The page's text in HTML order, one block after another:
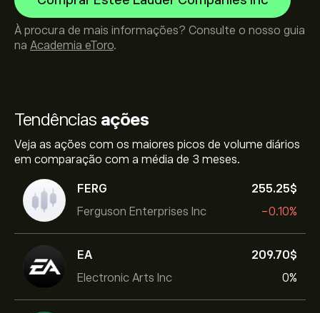
Tendências ações
Veja as ações com os maiores picos de volume diários
em comparação com a média de 3 meses.
FERG
Ferguson Enterprises Inc
255.25‎$‎
-0.10%
EA
Electronic Arts Inc
209.70‎$‎
0%
À procura de mais informações? Consulte o nosso guia
na Academia eToro.